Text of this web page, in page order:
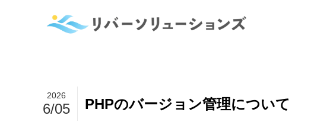
PHPのバージョン管理について
2026
6/05